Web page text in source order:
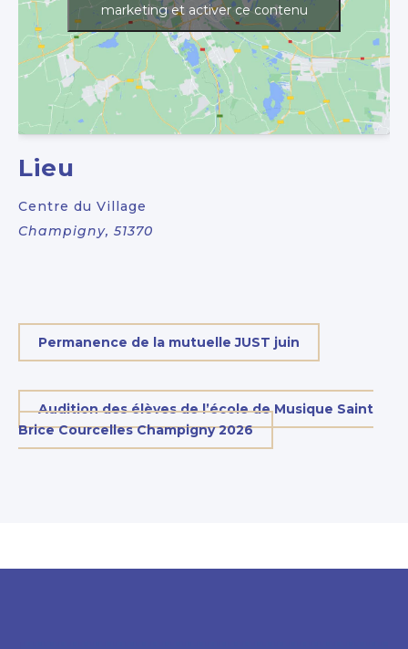
Lieu
Centre du Village
Champigny, 51370
marketing et activer ce contenu
Permanence de la mutuelle JUST juin
Audition des élèves de l’école de Musique Saint
Brice Courcelles Champigny 2026